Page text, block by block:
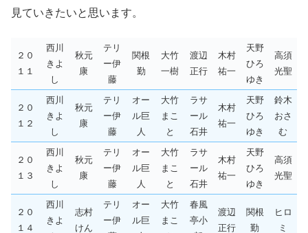
見ていきたいと思います。
２０
１１
西川
きよ
し
秋元
康
テリ
ー伊
藤
関根
勤
大竹
一樹
渡辺
正行
木村
祐一
天野
ひろ
ゆき
高須
光聖
２０
１２
西川
きよ
し
秋元
康
テリ
ー伊
藤
オー
ル巨
人
大竹
まこ
と
ラサ
ール
石井
木村
祐一
天野
ひろ
ゆき
鈴木
おさ
む
２０
１３
西川
きよ
し
秋元
康
テリ
ー伊
藤
オー
ル巨
人
大竹
まこ
と
ラサ
ール
石井
木村
祐一
天野
ひろ
ゆき
高須
光聖
２０
１４
西川
きよ
志村
けん
テリ
ー伊
オー
ル巨
大竹
まこ
春風
亭小
渡辺
正行
関根
勤
ヒロ
ミ